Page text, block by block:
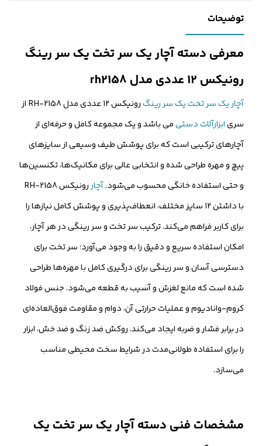
کارشناسان فروش درباره «دسته آچار یک سر تخت یک سر رینگ رونی...» با شما
تماس می‌گیرند.
ثبت درخواست مشاوره رایگان
توضیحات
معرفی دسته آچار یک سر تخت یک سر رینگ
رونیکس 12 عددی مدل rh2158
آچار یک سر تخت یک سر رینگ
رونیکس ۱۲ عددی مدل RH-2158 از
سریابزارآلات دستیمی باشد و یک مجموعه کامل و حرفه‌ای از
آچارهای ترکیبی است که برای پوشش طیف وسیعی از سایزهای
پیچ و مهره طراحی شده و انتخابی عالی برای مکانیک‌ها، تکنسین‌ها
و حتی استفاده خانگی محسوب می‌شود.آچار
رونیکس RH-2158
با داشتن ۱۲ سایز مختلف، انعطاف‌پذیری و پوشش کامل نیازها را
برای کاربر فراهم می‌کند. ترکیب سر تخت و سر رینگی در هر آچار،
امکان استفاده سریع و دقیق را به وجود می‌آورد؛ سر تخت برای
دسترسی آسان و سر رینگی برای درگیری کامل با مهره‌ها طراحی
شده است که مانع لغزش و آسیب به قطعه می‌شود. جنس فولاد
کروم-وانادیوم و عملیات حرارتی آن، دوام و مقاومت فوق‌العاده‌ای
در برابر فشار و ضربه ایجاد می‌کند. روکش ضد زنگ و ضد خش، ابزار
را برای استفاده طولانی‌مدت در شرایط سخت محیطی مناسب
می‌سازد.
مشخصات فنی دسته آچار یک سر تخت یک